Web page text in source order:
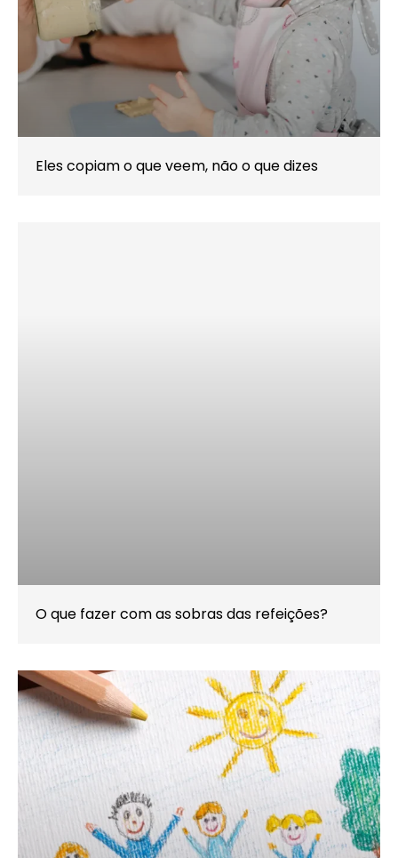
Eles copiam o que veem, não o que dizes
O que fazer com as sobras das refeições?